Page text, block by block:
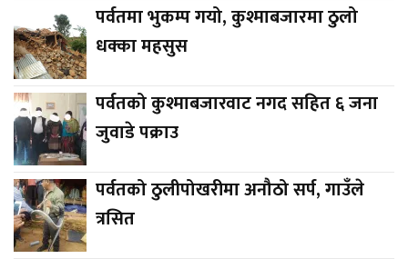
पर्वतमा भुकम्प गयो, कुश्माबजारमा ठुलो
धक्का महसुस
पर्वतको कुश्माबजारवाट नगद सहित ६ जना
जुवाडे पक्राउ
पर्वतको ठुलीपोखरीमा अनौठो सर्प, गाउँले
त्रसित